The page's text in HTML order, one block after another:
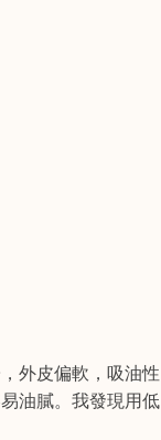
外皮偏軟，吸油性
油膩。我發現用低